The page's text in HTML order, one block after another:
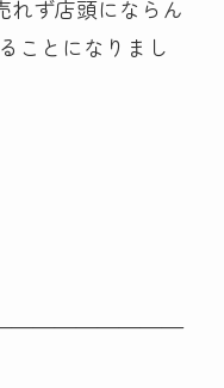
れず店頭にならん
ことになりまし